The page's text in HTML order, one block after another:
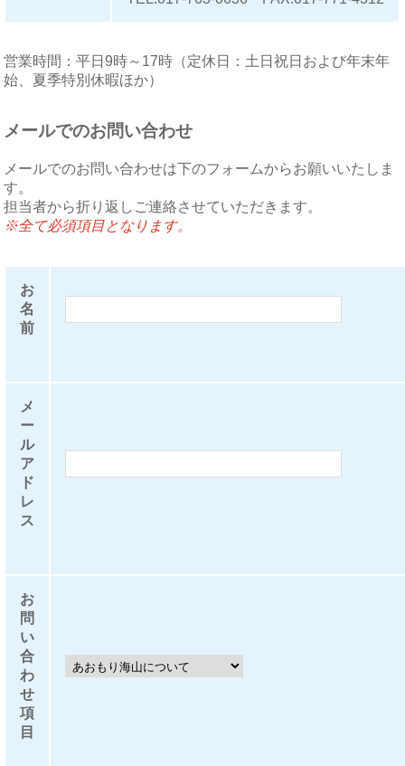
営業時間：平日9時～17時（定休日：土日祝日および年末年
始、夏季特別休暇ほか）
メールでのお問い合わせ
メールでのお問い合わせは下のフォームからお願いいたしま
す。
担当者から折り返しご連絡させていただきます。
※全て必須項目となります。
お
名
前
メ
ー
ル
ア
ド
レ
ス
お
問
い
合
わ
せ
項
目